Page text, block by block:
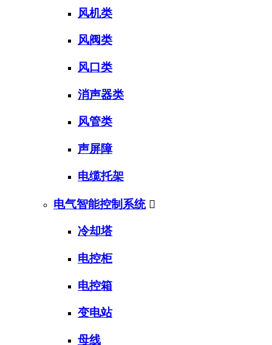
风机类
风阀类
风口类
消声器类
风管类
声屏障
电缆托架
电气智能控制系统 
冷却塔
电控柜
电控箱
变电站
母线